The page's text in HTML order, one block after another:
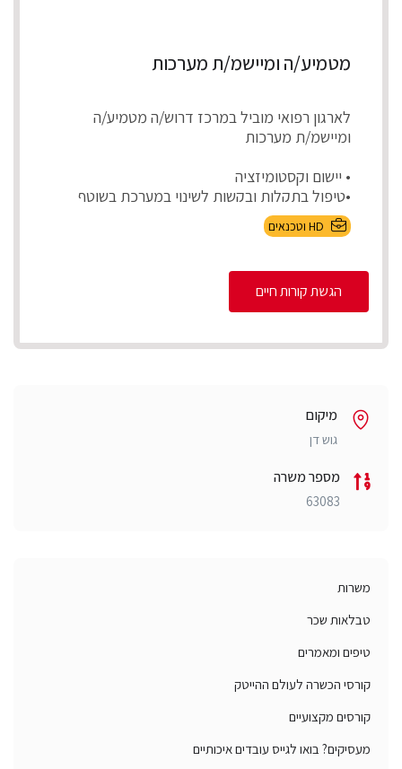
מטמיע/ה ומיישמ/ת מערכות
לארגון רפואי מוביל במרכז דרוש/ה מטמיע/ה
ומיישמ/ת מערכות
• יישום וקסטומיזציה
•טיפול בתקלות ובקשות לשינוי במערכת בשוטף
•בדיקות קבלה לפיתוח...
HD וטכנאים
הגשת קורות חיים
מיקום
גוש דן
מספר משרה
63083
משרות
טבלאות שכר
טיפים ומאמרים
קורסי הכשרה לעולם ההייטק
קורסים מקצועיים
מעסיקים? בואו לגייס עובדים איכותיים